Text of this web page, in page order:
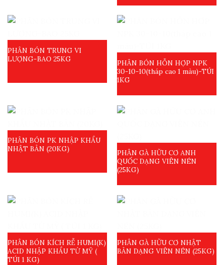
PHÂN BÓN TRUNG VI
LƯỢNG-BAO 25KG
PHÂN BÓN HỖN HỢP NPK
30-10-10(tháp cao 1 màu)-TÚI
1KG
PHÂN BÓN PK NHẬP KHẨU
NHẬT BẢN (20KG)
PHÂN GÀ HỮU CƠ ANH
QUỐC DẠNG VIÊN NÉN
(25KG)
PHÂN BÓN KÍCH RỄ HUMI(K)
ACID NHẬP KHẨU TỪ MỸ (
TÚI 1 KG)
PHÂN GÀ HỮU CƠ NHẬT
BẢN DẠNG VIÊN NÉN (25KG)